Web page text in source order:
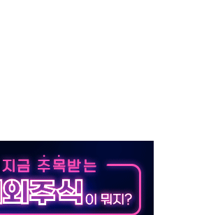
식 참석
피해 없어
2편 수상
1주택 등 여론 수렴"